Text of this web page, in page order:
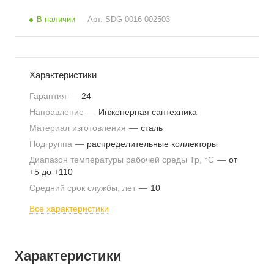
В наличии Арт. SDG-0016-002503
Характеристики
Гарантия — 24
Направление — Инженерная сантехника
Материал изготовления — сталь
Подгруппа — распределительные коллекторы
Диапазон температуры рабочей среды Тр, °С — от
+5 до +110
Средний срок службы, лет — 10
Все характеристики
Характеристики